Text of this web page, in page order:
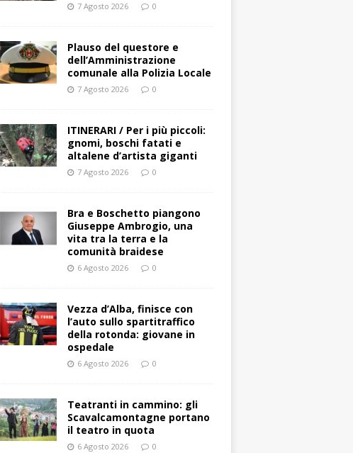
7 Agosto 2026 0
Plauso del questore e
dell’Amministrazione
comunale alla Polizia Locale
7 Agosto 2026 0
ITINERARI / Per i più piccoli:
gnomi, boschi fatati e
altalene d’artista giganti
7 Agosto 2026 0
Bra e Boschetto piangono
Giuseppe Ambrogio, una
vita tra la terra e la
comunità braidese
6 Agosto 2026 0
Vezza d’Alba, finisce con
l’auto sullo spartitraffico
della rotonda: giovane in
ospedale
6 Agosto 2026 0
Teatranti in cammino: gli
Scavalcamontagne portano
il teatro in quota
6 Agosto 2026 0